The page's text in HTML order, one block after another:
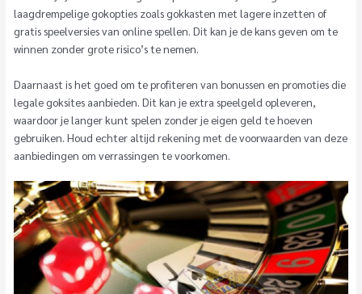
laagdrempelige gokopties zoals gokkasten met lagere inzetten of
gratis speelversies van online spellen. Dit kan je de kans geven om te
winnen zonder grote risico’s te nemen.
Daarnaast is het goed om te profiteren van bonussen en promoties die
legale goksites aanbieden. Dit kan je extra speelgeld opleveren,
waardoor je langer kunt spelen zonder je eigen geld te hoeven
gebruiken. Houd echter altijd rekening met de voorwaarden van deze
aanbiedingen om verrassingen te voorkomen.